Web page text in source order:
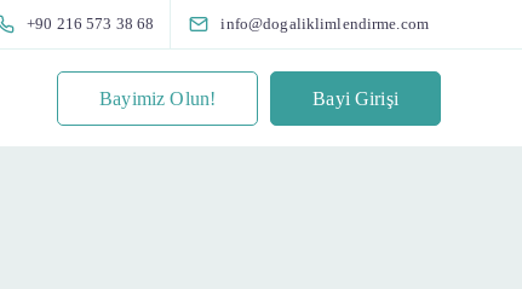
+90 216 573 38 68 info@dogaliklimlendirme.com
Bayimiz Olun! Bayi Girişi